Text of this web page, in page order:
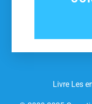
Livre Les